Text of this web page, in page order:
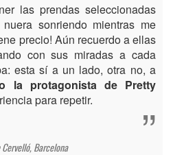
las prendas seleccionadas
sonriendo mientras me
precio! Aún recuerdo a ellas
con sus miradas a cada
esta sí a un lado, otra no, a
la protagonista de Pretty
para repetir.
Barcelona